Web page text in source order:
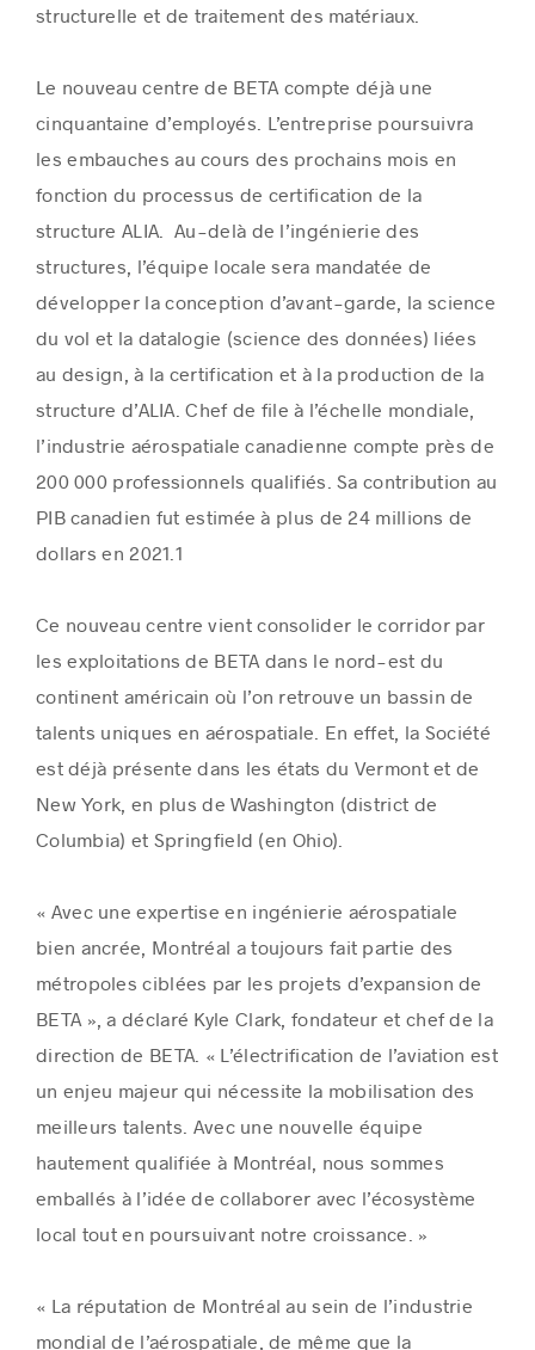
structurelle et de traitement des matériaux.
Le nouveau centre de BETA compte déjà une
cinquantaine d’employés. L’entreprise poursuivra
les embauches au cours des prochains mois en
fonction du processus de certification de la
structure ALIA. Au-delà de l’ingénierie des
structures, l’équipe locale sera mandatée de
développer la conception d’avant-garde, la science
du vol et la datalogie (science des données) liées
au design, à la certification et à la production de la
structure d’ALIA. Chef de file à l’échelle mondiale,
l’industrie aérospatiale canadienne compte près de
200 000 professionnels qualifiés. Sa contribution au
PIB canadien fut estimée à plus de 24 millions de
dollars en 2021. 1
Ce nouveau centre vient consolider le corridor par
les exploitations de BETA dans le nord-est du
continent américain où l’on retrouve un bassin de
talents uniques en aérospatiale. En effet, la Société
est déjà présente dans les états du Vermont et de
New York, en plus de Washington (district de
Columbia) et Springfield (en Ohio).
« Avec une expertise en ingénierie aérospatiale
bien ancrée, Montréal a toujours fait partie des
métropoles ciblées par les projets d’expansion de
BETA », a déclaré Kyle Clark, fondateur et chef de la
direction de BETA. « L’électrification de l’aviation est
un enjeu majeur qui nécessite la mobilisation des
meilleurs talents. Avec une nouvelle équipe
hautement qualifiée à Montréal, nous sommes
emballés à l’idée de collaborer avec l’écosystème
local tout en poursuivant notre croissance. »
« La réputation de Montréal au sein de l’industrie
mondial de l’aérospatiale, de même que la